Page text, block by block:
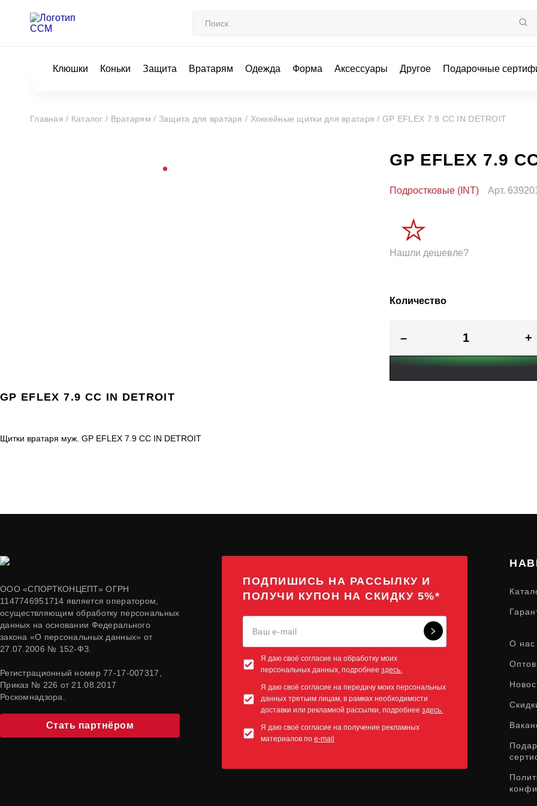
Клюшки Коньки Защита Вратарям Одежда Форма Аксессуары Другое Подарочные
Главная / Каталог / Вратарям / Защита для вратаря / Хоккейные щитки для вратаря / GP EFLEX 7.9 CC IN DETROIT
GP EFLEX 7.9
Подростковые (INT) Арт.
Нашли дешевле?
Количество
– +
GP EFLEX 7.9 CC IN DETROIT
Щитки вратаря муж. GP EFLEX 7.9 CC IN DETROIT
ООО «СПОРТКОНЦЕПТ» ОГРН
1147746951714 является оператором,
осуществляющим обработку персональных
данных на основании Федерального
закона «О персональных данных» от
27.07.2006 № 152-ФЗ.
Регистрационный номер 77-17-007317,
Приказ № 226 от 21.08.2017
Роскомнадзора.
Стать партнёром
ПОДПИШИСЬ НА РАССЫЛКУ И
ПОЛУЧИ КУПОН НА СКИДКУ 5%*
Я даю своё согласие на обработку моих
персональных данных, подробнее здесь.
Я даю своё согласие на передачу моих персональных
данных третьим лицам, в рамках необходимости
доставки или рекламной рассылки, подробнее здесь.
Я даю своё согласие на получение рекламных
материалов по e-mail
О нас